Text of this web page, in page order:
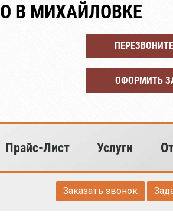
В МИХАЙЛОВКЕ
ОФОРМИТЬ
Прайс-Лист Услуги
Заказать звонок